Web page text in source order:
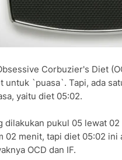
Corbuzier's Diet
untuk `puasa`. Tapi, ada
yaitu diet 05:02.
dilakukan pukul 05 lewat
02 menit, tapi diet 05:02 ini
OCD dan IF.